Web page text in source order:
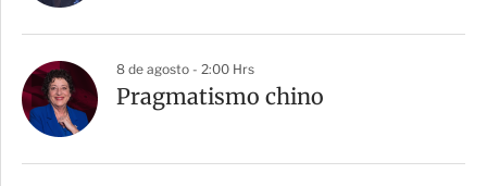
8 de agosto - 2:00 Hrs
Pragmatismo chino